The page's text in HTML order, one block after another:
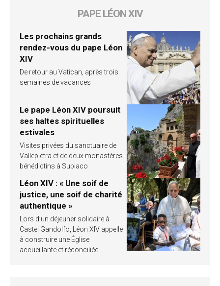
PAPE LÉON XIV
Les prochains grands
rendez-vous du pape Léon
XIV
De retour au Vatican, après trois
semaines de vacances
Le pape Léon XIV poursuit
ses haltes spirituelles
estivales
Visites privées du sanctuaire de
Vallepietra et de deux monastères
bénédictins à Subiaco
Léon XIV : « Une soif de
justice, une soif de charité
authentique »
Lors d’un déjeuner solidaire à
Castel Gandolfo, Léon XIV appelle
à construire une Église
accueillante et réconciliée